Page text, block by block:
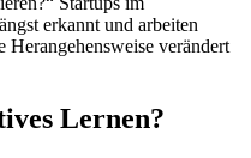
erkannt und arbeiten
verändert
Lernen?